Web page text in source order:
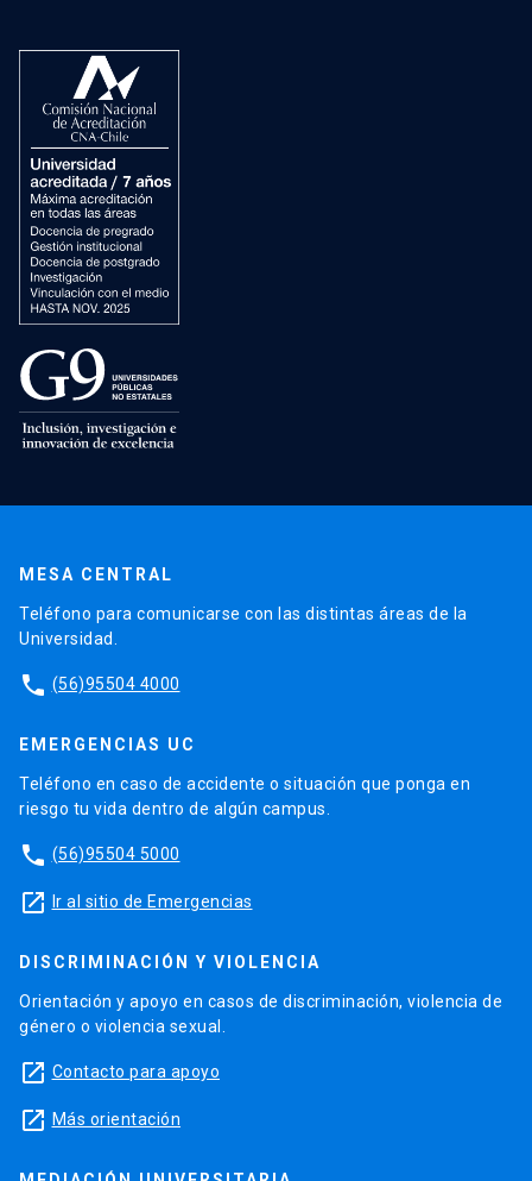
MESA CENTRAL
Teléfono para comunicarse con las distintas áreas de la
Universidad.
phone (56)95504 4000
EMERGENCIAS UC
Teléfono en caso de accidente o situación que ponga en
riesgo tu vida dentro de algún campus.
phone (56)95504 5000
launch Ir al sitio de Emergencias
DISCRIMINACIÓN Y VIOLENCIA
Orientación y apoyo en casos de discriminación, violencia de
género o violencia sexual.
launch Contacto para apoyo
launch Más orientación